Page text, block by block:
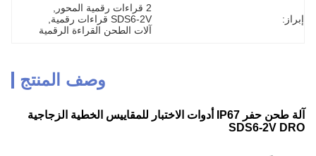
إبراز:
2 قراءات رقمية المحور
SDS6-2V قراءات رقمية
آلات الطحن القراءة الرقمية
وصف المنتج
آلة طحن حفر IP67 أدوات الاختبار للمقاييس الخطية الزجاجية
SDS6-2V DRO